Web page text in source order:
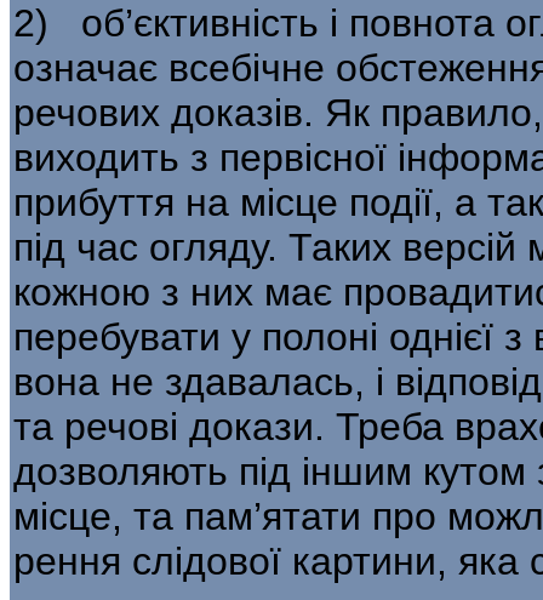
2) об’єктивність і повнота
означає всебічне
речових доказів. Як
виходить з первісної
прибуття на місце події, а
під час огляду. Таких версій
кожною з них має
перебувати у полоні однієї
вона не здавалась, і
та речові докази. Треба
дозволяють під іншим
місце, та пам’ятати про
рення слідової картини, яка